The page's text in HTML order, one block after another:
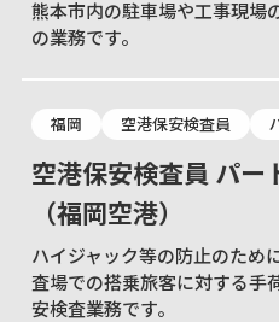
熊本市内の駐車場や工事現場
の業務です。
福岡 空港保安検査員
空港保安検査員 パー
（福岡空港）
ハイジャック等の防止のため
査場での搭乗旅客に対する手
安検査業務です。